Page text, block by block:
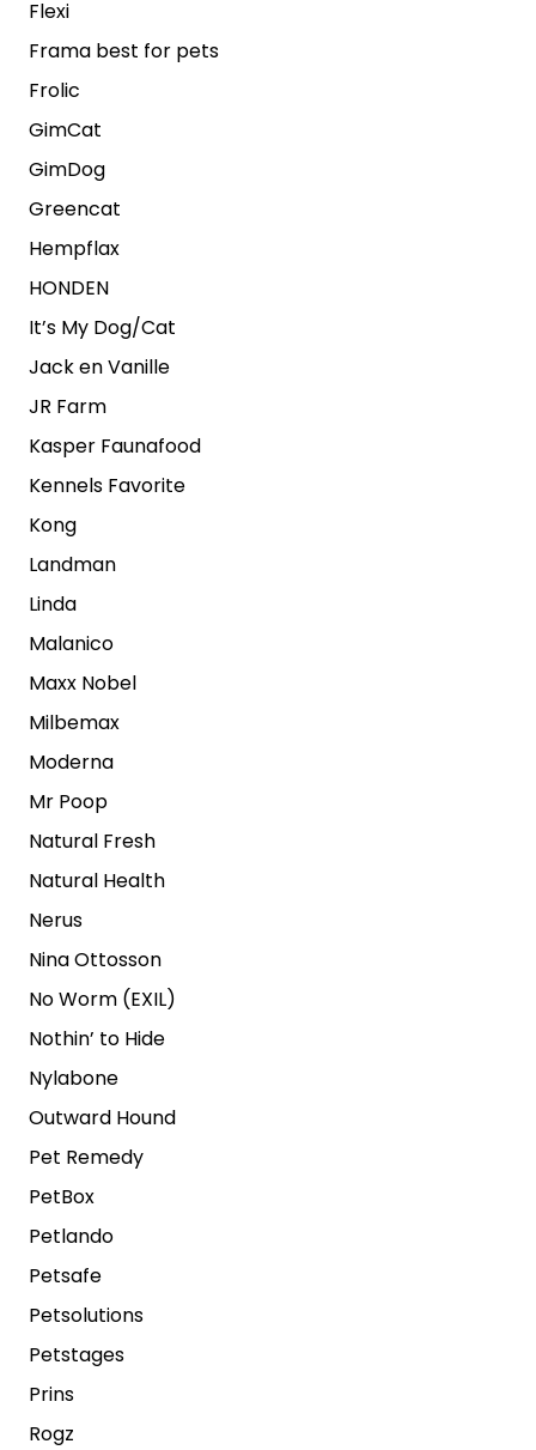
Flexi
Frama best for pets
Frolic
GimCat
GimDog
Greencat
Hempflax
HONDEN
It’s My Dog/Cat
Jack en Vanille
JR Farm
Kasper Faunafood
Kennels Favorite
Kong
Landman
Linda
Malanico
Maxx Nobel
Milbemax
Moderna
Mr Poop
Natural Fresh
Natural Health
Nerus
Nina Ottosson
No Worm (EXIL)
Nothin’ to Hide
Nylabone
Outward Hound
Pet Remedy
PetBox
Petlando
Petsafe
Petsolutions
Petstages
Prins
Rogz